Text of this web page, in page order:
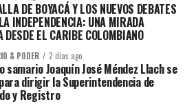
DE BOYACÁ Y LOS NUEVOS DEBATES
INDEPENDENCIA: UNA MIRADA
DESDE EL CARIBE COLOMBIANO
& PODER 2 días ago
samario Joaquín José Méndez Llach se
dirigir la Superintendencia de
y Registro